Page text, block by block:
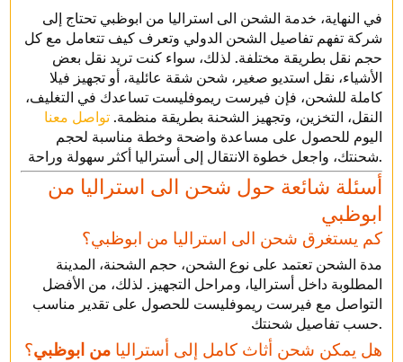
في النهاية، خدمة الشحن الى استراليا من ابوظبي تحتاج إلى
شركة تفهم تفاصيل الشحن الدولي وتعرف كيف تتعامل مع كل
حجم نقل بطريقة مختلفة. لذلك، سواء كنت تريد نقل بعض
الأشياء، نقل استديو صغير، شحن شقة عائلية، أو تجهيز فيلا
كاملة للشحن، فإن فيرست ريموفليست تساعدك في التغليف،
النقل، التخزين، وتجهيز الشحنة بطريقة منظمة. تواصل معنا
اليوم للحصول على مساعدة واضحة وخطة مناسبة لحجم
شحنتك، واجعل خطوة الانتقال إلى أستراليا أكثر سهولة وراحة.
أسئلة شائعة حول شحن الى استراليا من
ابوظبي
كم يستغرق شحن الى استراليا من ابوظبي؟
مدة الشحن تعتمد على نوع الشحن، حجم الشحنة، المدينة
المطلوبة داخل أستراليا، ومراحل التجهيز. لذلك، من الأفضل
التواصل مع فيرست ريموفليست للحصول على تقدير مناسب
حسب تفاصيل شحنتك.
هل يمكن شحن أثاث كامل إلى أستراليا من ابوظبي؟